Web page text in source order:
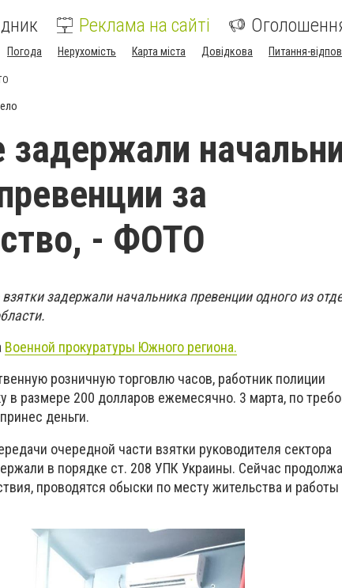
Реклама на сайті
Погода Нерухомість Карта міста Довідкова Питання-
задержали
за
- ФОТО
задержали начальника превенции одного из
Военной прокуратуры Южного региона.
розничную торговлю часов, работник полиции
в размере 200 долларов ежемесячно. 3 марта, по
деньги.
очередной части взятки руководителя сектора
в порядке ст. 208 УПК Украины. Сейчас
проводятся обыски по месту жительства и работы